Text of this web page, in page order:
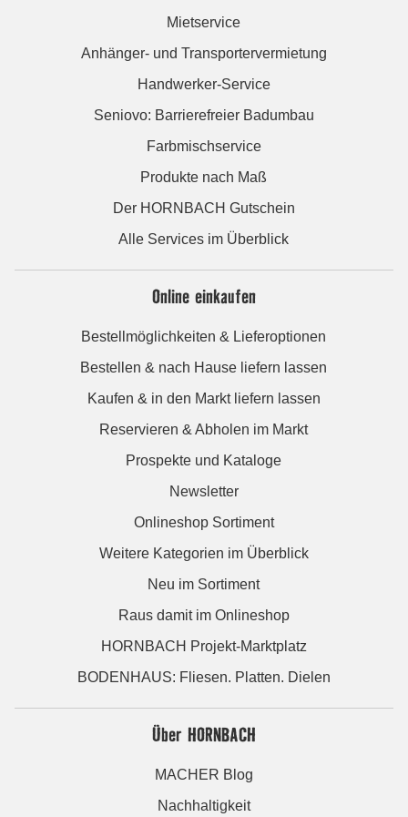
Mietservice
Anhänger- und Transportervermietung
Handwerker-Service
Seniovo: Barrierefreier Badumbau
Farbmischservice
Produkte nach Maß
Der HORNBACH Gutschein
Alle Services im Überblick
Online einkaufen
Bestellmöglichkeiten & Lieferoptionen
Bestellen & nach Hause liefern lassen
Kaufen & in den Markt liefern lassen
Reservieren & Abholen im Markt
Prospekte und Kataloge
Newsletter
Onlineshop Sortiment
Weitere Kategorien im Überblick
Neu im Sortiment
Raus damit im Onlineshop
HORNBACH Projekt-Marktplatz
BODENHAUS: Fliesen. Platten. Dielen
Über HORNBACH
MACHER Blog
Nachhaltigkeit